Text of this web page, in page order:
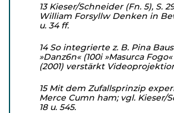
13 Kieser/Schneider (Fn. 5), S.
William Forsyllw Denken in
u. 34 ff.
14 So integrierte z. B. Pina
»Danz6n« (100i »Masurca
(2001) verstärkt
15 Mit dem Zufallsprinzip
Merce Cumn ham; vgl. Kieser/
18 u. 545.